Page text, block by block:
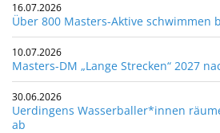
16.07.2026
Über 800 Masters-Aktive schwimmen
10.07.2026
Masters-DM „Lange Strecken“ 2027
30.06.2026
Uerdingens Wasserballer*innen
ab